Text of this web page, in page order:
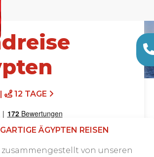
12 TAGE
ÄGYPTEN REISEN
von unseren